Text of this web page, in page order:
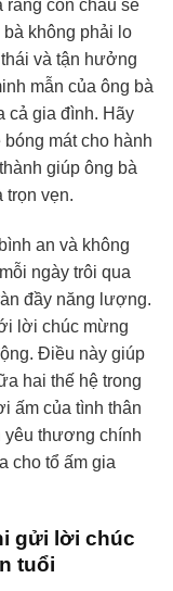
rằng con cháu sẽ
bà không phải lo
và tận hưởng
mẫn của ông bà
cả gia đình. Hãy
mát cho hành
giúp ông bà
trọn vẹn.
an và không
ngày trôi qua
đầy năng lượng.
lời chúc mừng
Điều này giúp
hai thế hệ trong
ấm của tình thân
yêu thương chính
cho tổ ấm gia
gửi lời chúc
tuổi